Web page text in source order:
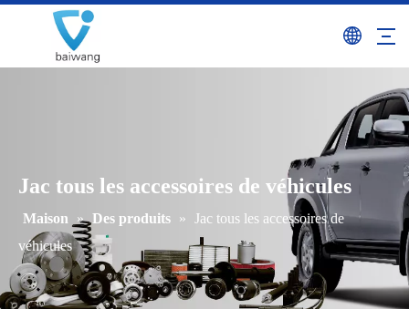
Jac tous les accessoires de véhicules
Maison » Des produits » Jac tous les accessoires de
véhicules